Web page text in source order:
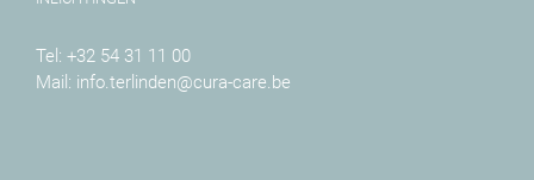
Tel: +32 54 31 11 00
Mail: info.terlinden@cura-care.be